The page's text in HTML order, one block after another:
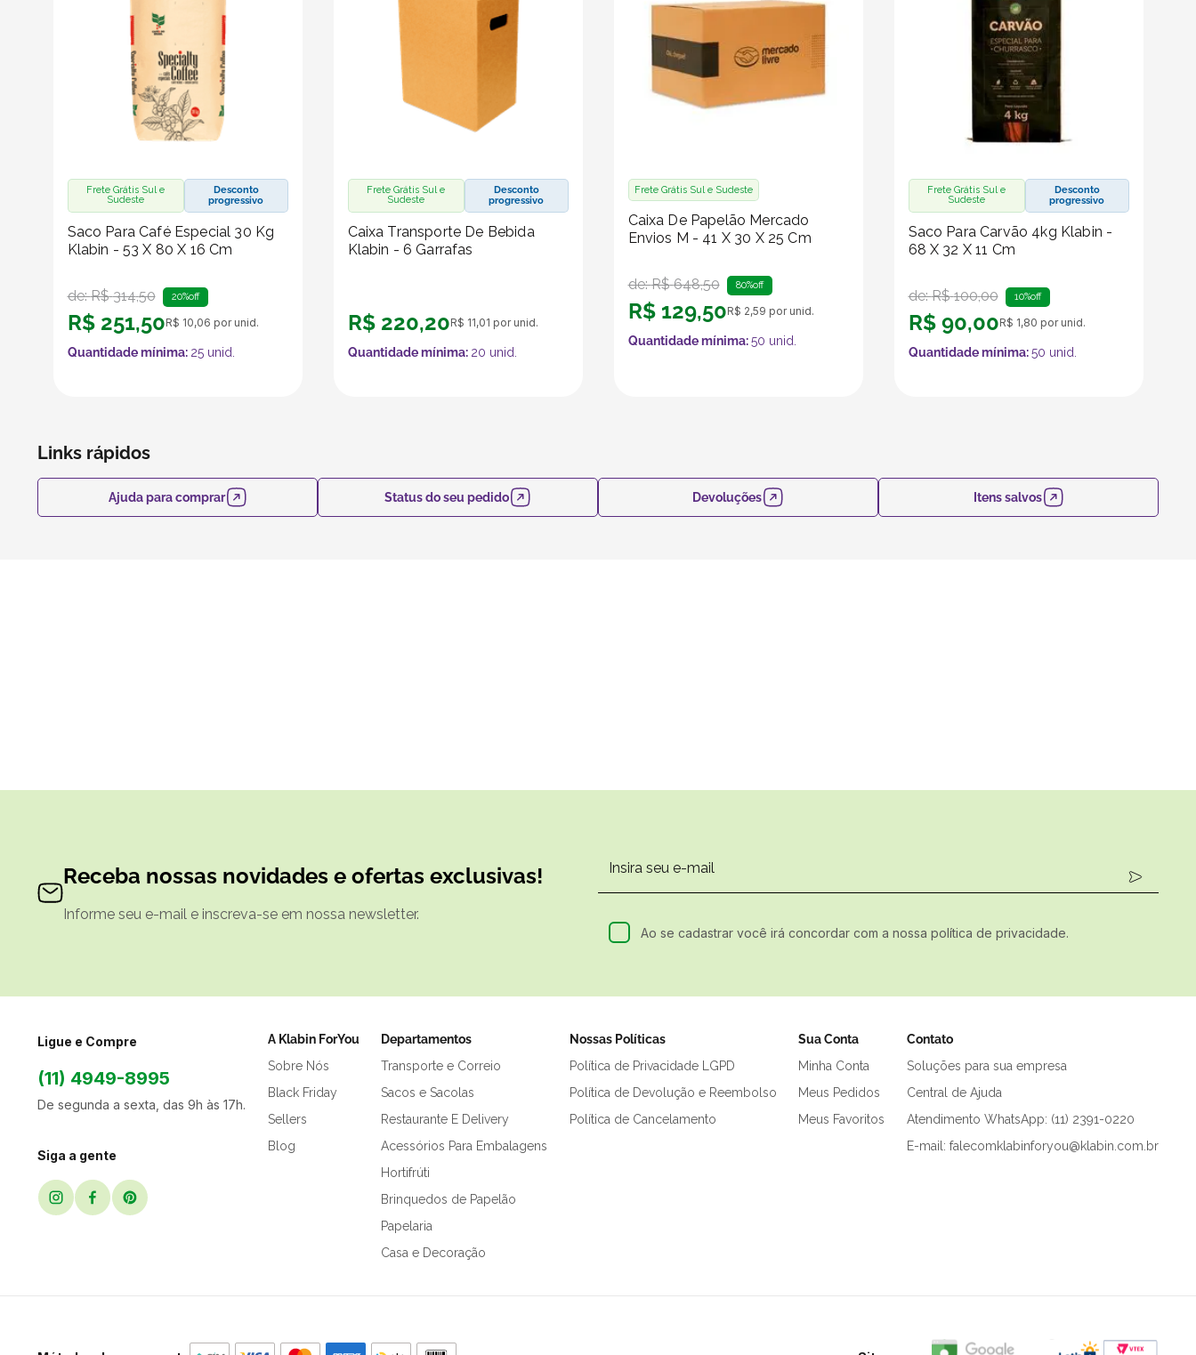
Frete Grátis Sul e
Sudeste
Desconto
progressivo
Saco Para Café Especial 30 Kg
Klabin - 53 X 80 X 16 Cm
de:R$ 314,50 20%off
R$ 251,50R$ 10,06 por unid.
Quantidade mínima: 25unid.
Frete Grátis Sul e
Sudeste
Desconto
progressivo
Caixa Transporte De Bebida
Klabin - 6 Garrafas
R$ 220,20R$ 11,01 por unid.
Quantidade mínima: 20 unid.
Frete Grátis Sul e Sudeste
Caixa De Papelão Mercado
Envios M - 41 X 30 X 25 Cm
de:R$ 648,50 80%off
R$ 129,50R$ 2,59 por unid.
Quantidade mínima:50 unid.
Frete Grátis Sul e
Sudeste
Desconto
progressivo
Saco Para Carvão 4kg Klabin -
68 X 32 X 11 Cm
de:R$ 100,00 10%off
R$ 90,00R$ 1,80 por unid.
Quantidade mínima:50 unid.
Links rápidos
Ajuda para comprar Status do seu pedido Devoluções Itens salvos
Receba nossas novidades e ofertas exclusivas!
Informe seu e-mail e inscreva-se em nossa newsletter.
Ao se cadastrar você irá concordar com a nossa política de privacidade.
Ligue e Compre
(11) 4949-8995
De segunda a sexta, das 9h às 17h.
Siga a gente
A Klabin ForYou
Sobre Nós
Black Friday
Sellers
Blog
Departamentos
Transporte e Correio
Sacos e Sacolas
Restaurante E Delivery
Acessórios Para Embalagens
Hortifrúti
Brinquedos de Papelão
Papelaria
Casa e Decoração
Nossas Políticas
Política de Privacidade LGPD
Política de Devolução e Reembolso
Política de Cancelamento
Sua Conta
Minha Conta
Meus Pedidos
Meus Favoritos
Contato
Soluções para sua empresa
Central de Ajuda
Atendimento WhatsApp: (11) 2391-0220
E-mail: falecomklabinforyou@klabin.com.br